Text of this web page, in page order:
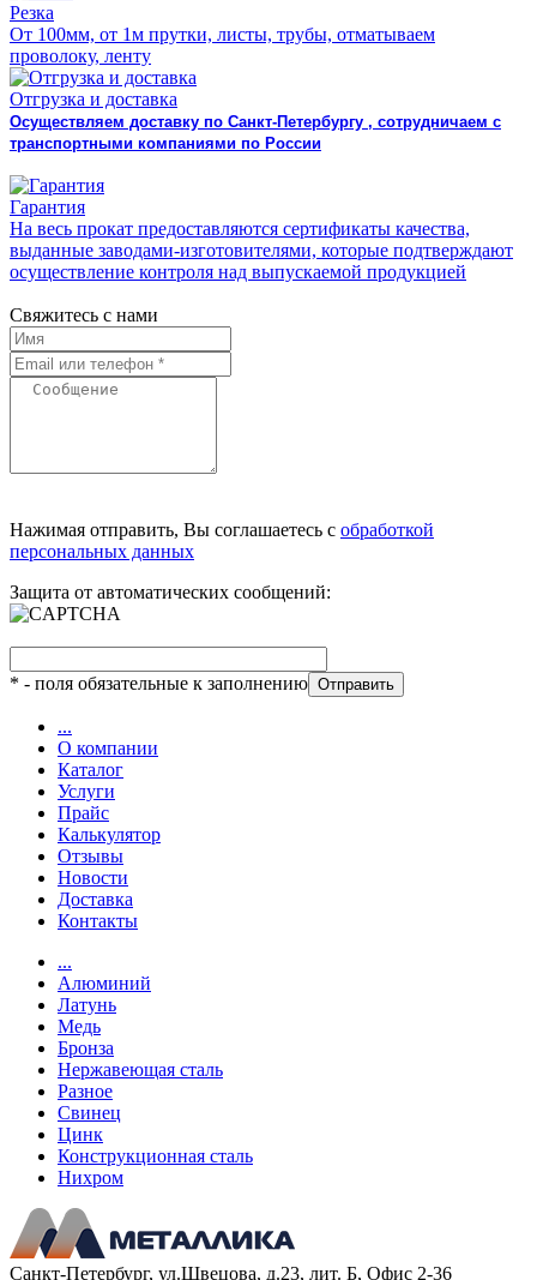
Резка
От 100мм, от 1м прутки, листы, трубы, отматываем
проволоку, ленту
Отгрузка и доставка
Осуществляем доставку по Санкт-Петербургу , сотрудничаем с
транспортными компаниями по России
Гарантия
На весь прокат предоставляются сертификаты качества,
выданные заводами-изготовителями, которые подтверждают
осуществление контроля над выпускаемой продукцией
Свяжитесь с нами
Нажимая отправить, Вы соглашаетесь с обработкой
персональных данных
Защита от автоматических сообщений:
* - поля обязательные к заполнению
...
О компании
Каталог
Услуги
Прайс
Калькулятор
Отзывы
Новости
Доставка
Контакты
...
Алюминий
Латунь
Медь
Бронза
Нержавеющая сталь
Разное
Свинец
Цинк
Конструкционная сталь
Нихром
Санкт-Петербург, ул.Швецова, д.23, лит. Б, Офис 2-36